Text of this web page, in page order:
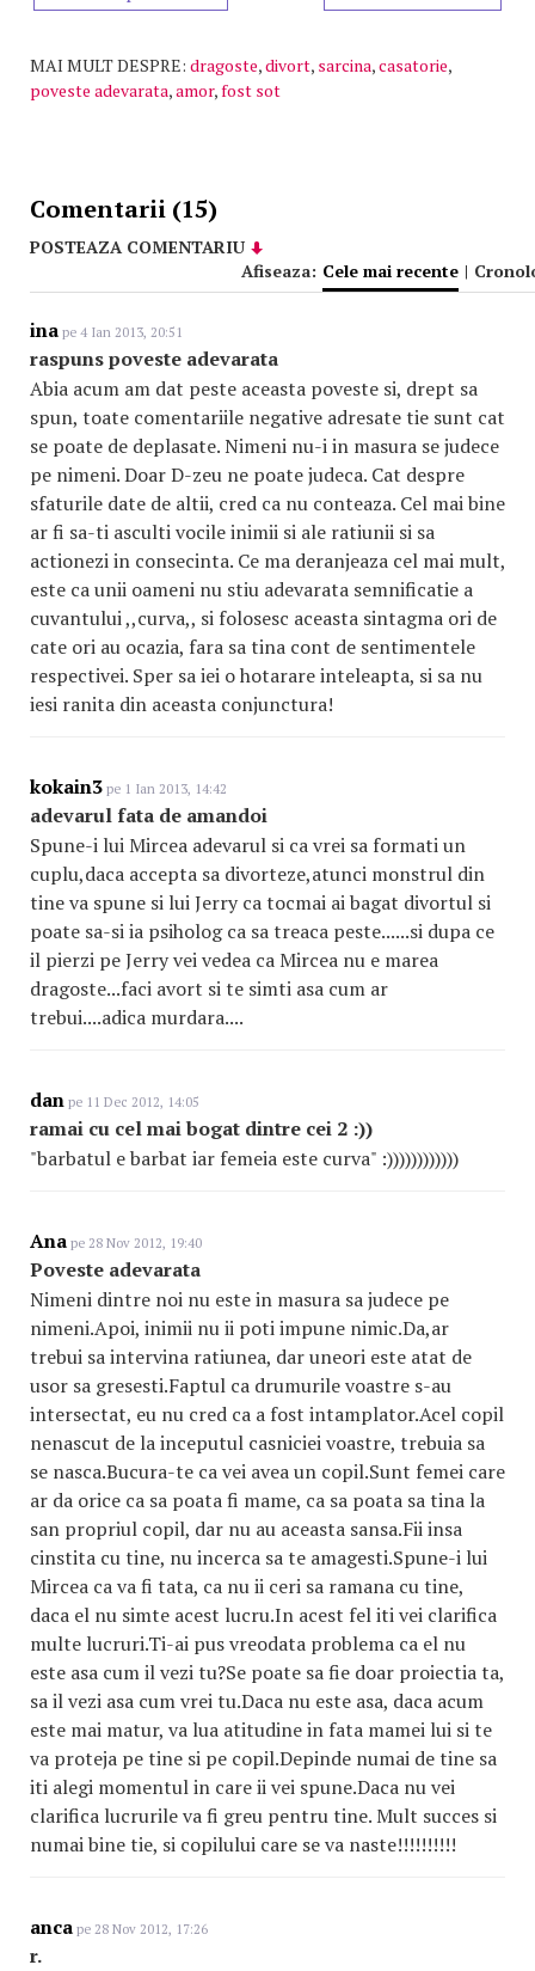
MAI MULT DESPRE: dragoste,divort, sarcina,casatorie,
poveste adevarata,amor,fost sot
Comentarii (15)
POSTEAZA COMENTARIU
Afiseaza: Cele mai recente |
ina pe 4 Ian 2013, 20:51
raspuns poveste adevarata
Abia acum am dat peste aceasta poveste si, drept sa
spun, toate comentariile negative adresate tie sunt cat
se poate de deplasate. Nimeni nu-i in masura se judece
pe nimeni. Doar D-zeu ne poate judeca. Cat despre
sfaturile date de altii, cred ca nu conteaza. Cel mai bine
ar fi sa-ti asculti vocile inimii si ale ratiunii si sa
actionezi in consecinta. Ce ma deranjeaza cel mai mult,
este ca unii oameni nu stiu adevarata semnificatie a
cuvantului ,,curva,, si folosesc aceasta sintagma ori de
cate ori au ocazia, fara sa tina cont de sentimentele
respectivei. Sper sa iei o hotarare inteleapta, si sa nu
iesi ranita din aceasta conjunctura!
kokain3 pe 1 Ian 2013, 14:42
adevarul fata de amandoi
Spune-i lui Mircea adevarul si ca vrei sa formati un
cuplu,daca accepta sa divorteze,atunci monstrul din
tine va spune si lui Jerry ca tocmai ai bagat divortul si
poate sa-si ia psiholog ca sa treaca peste......si dupa ce
il pierzi pe Jerry vei vedea ca Mircea nu e marea
dragoste...faci avort si te simti asa cum ar
trebui....adica murdara....
dan pe 11 Dec 2012, 14:05
ramai cu cel mai bogat dintre cei 2 :))
"barbatul e barbat iar femeia este curva" :))))))))))))
Ana pe 28 Nov 2012, 19:40
Poveste adevarata
Nimeni dintre noi nu este in masura sa judece pe
nimeni.Apoi, inimii nu ii poti impune nimic.Da,ar
trebui sa intervina ratiunea, dar uneori este atat de
usor sa gresesti.Faptul ca drumurile voastre s-au
intersectat, eu nu cred ca a fost intamplator.Acel copil
nenascut de la inceputul casniciei voastre, trebuia sa
se nasca.Bucura-te ca vei avea un copil.Sunt femei care
ar da orice ca sa poata fi mame, ca sa poata sa tina la
san propriul copil, dar nu au aceasta sansa.Fii insa
cinstita cu tine, nu incerca sa te amagesti.Spune-i lui
Mircea ca va fi tata, ca nu ii ceri sa ramana cu tine,
daca el nu simte acest lucru.In acest fel iti vei clarifica
multe lucruri.Ti-ai pus vreodata problema ca el nu
este asa cum il vezi tu?Se poate sa fie doar proiectia ta,
sa il vezi asa cum vrei tu.Daca nu este asa, daca acum
este mai matur, va lua atitudine in fata mamei lui si te
va proteja pe tine si pe copil.Depinde numai de tine sa
iti alegi momentul in care ii vei spune.Daca nu vei
clarifica lucrurile va fi greu pentru tine. Mult succes si
numai bine tie, si copilului care se va naste!!!!!!!!!!
anca pe 28 Nov 2012, 17:26
r.